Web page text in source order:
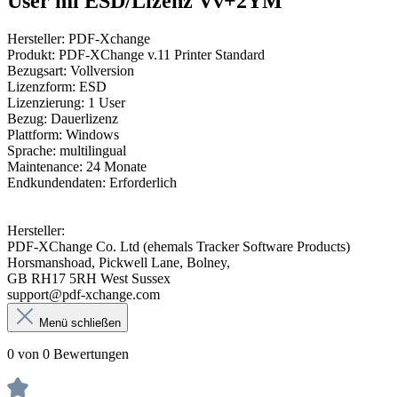
Hersteller: PDF-Xchange
Produkt: PDF-XChange v.11 Printer Standard
Bezugsart: Vollversion
Lizenzform: ESD
Lizenzierung: 1 User
Bezug: Dauerlizenz
Plattform: Windows
Sprache: multilingual
Maintenance: 24 Monate
Endkundendaten: Erforderlich
Hersteller:
PDF-XChange Co. Ltd (ehemals Tracker Software Products)
Horsmanshoad, Pickwell Lane, Bolney,
GB RH17 5RH West Sussex
support@pdf-xchange.com
Menü schließen
0 von 0 Bewertungen